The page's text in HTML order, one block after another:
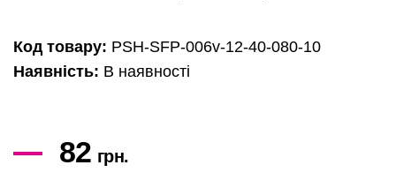
Код товару: PSH-SFP-006v-12-40-080-10
Наявність: В наявності
82 грн.